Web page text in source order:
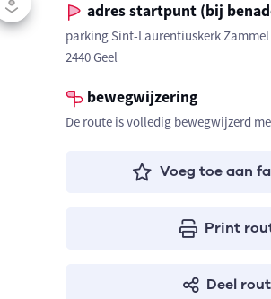
adres startpunt (bij
parking Sint-Laurentiuskerk
2440 Geel
bewegwijzering
De route is volledig bewegwijzerd
Voeg toe aan
Print
Deel